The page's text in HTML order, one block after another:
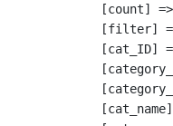
[count]
[filter]
[cat_ID]